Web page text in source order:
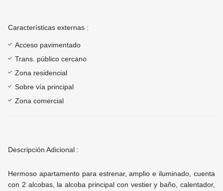
Características externas :
Acceso pavimentado
Trans. público cercano
Zona residencial
Sobre vía principal
Zona comercial
Descripción Adicional :
Hermoso apartamento para estrenar, amplio e iluminado, cuenta
con 2 alcobas, la alcoba principal con vestier y baño, calentador,